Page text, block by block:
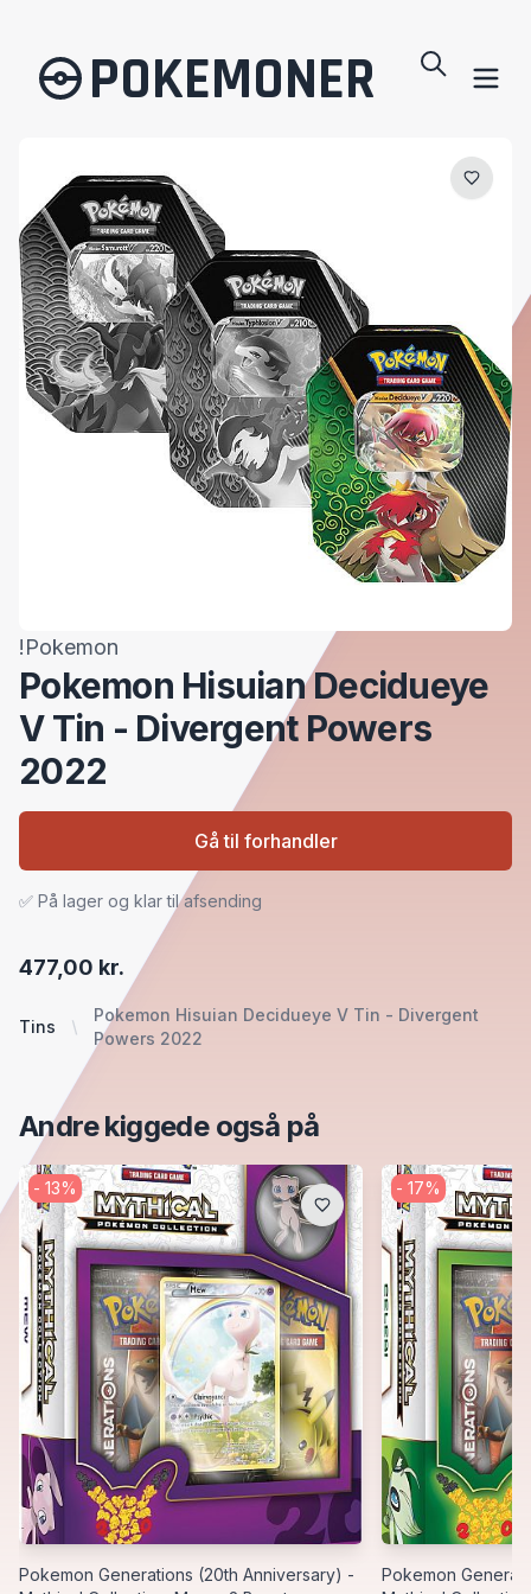
POKEMONER
!Pokemon
Pokemon Hisuian Decidueye
V Tin - Divergent Powers
2022
Tins
Pokemon Hisuian Decidueye V Tin - Divergent
Powers 2022
477,00 kr.
✅ På lager og klar til afsending
Gå til forhandler
Andre kiggede også på
- 13%
Pokemon Generations (20th Anniversary) -
- 17%
Pokemon